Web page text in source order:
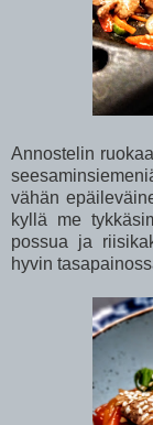
Annostelin
vähän
kyllä me
possua ja
hyvin